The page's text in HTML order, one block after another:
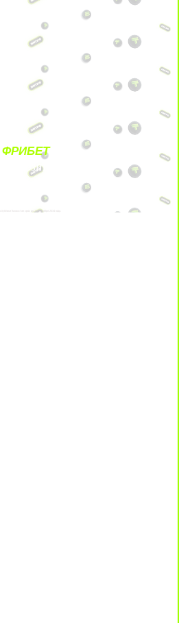
ФРИБЕТ
ЗА ДЕПОЗИТЫ
Казахстан срок до 27 сентября 2034 года.